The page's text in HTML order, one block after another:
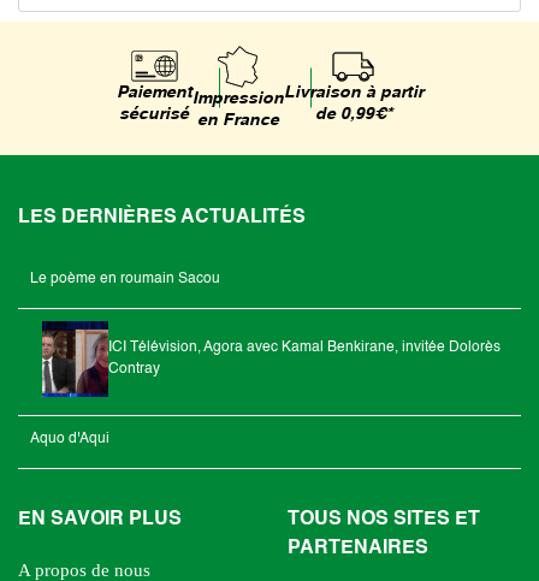
Paiement
sécurisé
Impression
en France
Livraison à partir
de 0,99€*
LES DERNIÈRES ACTUALITÉS
Le poème en roumain Sacou
ICI Télévision, Agora avec Kamal Benkirane, invitée Dolorès
Contray
Aquo d'Aqui
EN SAVOIR PLUS
A propos de nous
TOUS NOS SITES ET
PARTENAIRES